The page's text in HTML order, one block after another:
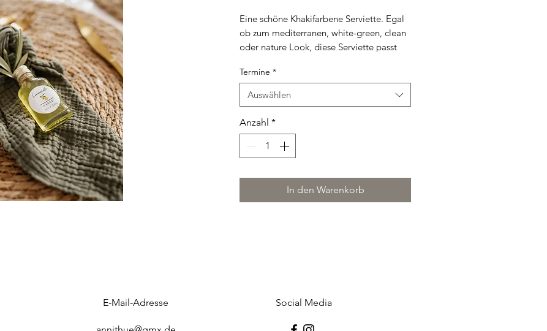
Eine schöne Khakifarbene Serviette. Egal
ob zum mediterranen, white-green, clean
oder nature Look, diese Serviette passt
Maße: 35 cm x 35 cm
Verfügbarkeit: 100 Stück
Mietdauer: 4 Tage
inkl. Reinigung
Mietgebühr pro Stück
Termine *
Auswählen
Anzahl *
In den Warenkorb
E-Mail-Adresse Social Media